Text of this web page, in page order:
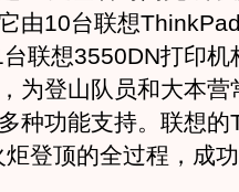
由10台联想
联想3550DN打印机
为登山队员和大本营
种功能支持。联想的
登顶的全过程，成